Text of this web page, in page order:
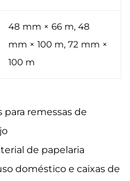
48 mm × 66 m, 48
mm × 100 m, 72 mm ×
100 m
para remessas de
de papelaria
doméstico e caixas de